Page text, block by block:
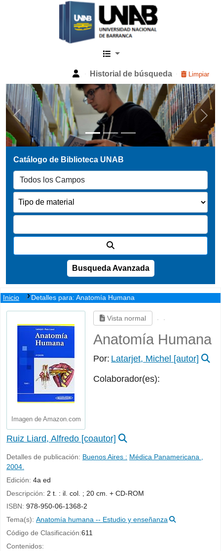
Catalogo Web UNAB
Historial de búsqueda Limpiar
Previous Next
Busqueda Avanzada
Inicio Detalles para: Anatomía Humana
Imagen de Amazon.com
Vista normal
Anatomía Humana
Por: Latarjet, Michel [autor]
Colaborador(es):
Ruiz Liard, Alfredo [coautor]
Detalles de publicación: Buenos Aires : Médica Panamericana ,
2004.
Edición: 4a ed
Descripción: 2 t. : il. col. ; 20 cm. + CD-ROM
ISBN: 978-950-06-1368-2
Tema(s): Anatomía humana -- Estudio y enseñanza
Código de Clasificación:611
Contenidos: